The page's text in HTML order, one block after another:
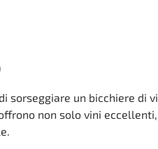
sorseggiare un bicchiere di
non solo vini